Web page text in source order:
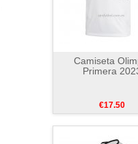
Camiseta
Primera
€17.50